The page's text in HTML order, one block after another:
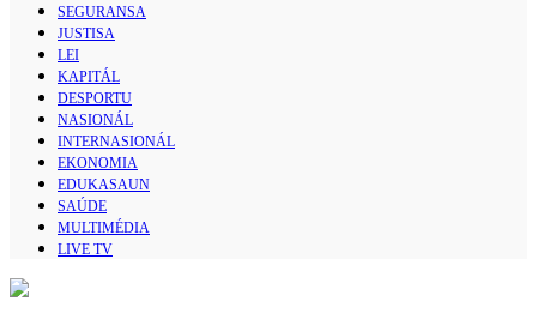
SEGURANSA
JUSTISA
LEI
KAPITÁL
DESPORTU
NASIONÁL
INTERNASIONÁL
EKONOMIA
EDUKASAUN
SAÚDE
MULTIMÉDIA
LIVE TV